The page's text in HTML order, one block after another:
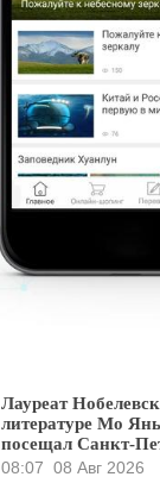
Лауреат
литературе Мо
посещал Санкт-
08:07 08 Авг 2026